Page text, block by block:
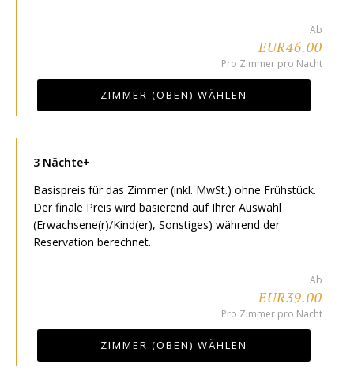
Ab
EUR46.00
Pro Zimmer pro Nacht
ZIMMER (OBEN) WÄHLEN
3 Nächte+
Basispreis für das Zimmer (inkl. MwSt.) ohne Frühstück.
Der finale Preis wird basierend auf Ihrer Auswahl
(Erwachsene(r)/Kind(er), Sonstiges) während der
Reservation berechnet.
Ab
EUR39.00
Pro Zimmer pro Nacht
ZIMMER (OBEN) WÄHLEN